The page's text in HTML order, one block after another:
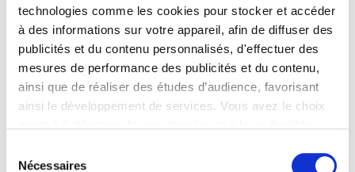
technologies comme les cookies pour stocker et accéder
à des informations sur votre appareil, afin de diffuser des
publicités et du contenu personnalisés, d'effectuer des
mesures de performance des publicités et du contenu,
ainsi que de réaliser des études d’audience, favorisant
ainsi le développement de services. Vous avez le choix
tout moment en consultant la Déclaration relative aux
Nécessaires
Dessin préparatoire au 'Panorama du siècle', 'Figures littéraires,
philosophes, hommes de science et historiens de la Monarchie
Alfred Stevens